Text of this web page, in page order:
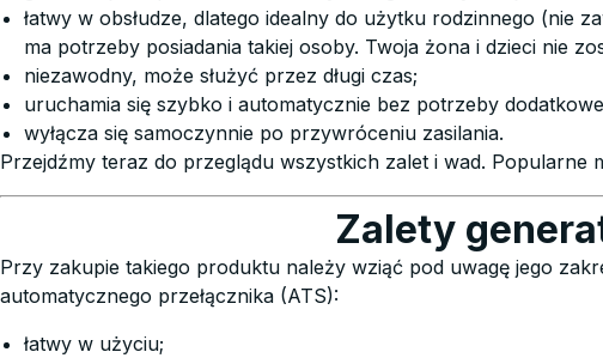
łatwy w obsłudze, dlatego idealny do użytku rodzinnego (nie
ma potrzeby posiadania takiej osoby. Twoja żona i dzieci nie
niezawodny, może służyć przez długi czas;
uruchamia się szybko i automatycznie bez potrzeby
wyłącza się samoczynnie po przywróceniu zasilania.
Przejdźmy teraz do przeglądu wszystkich zalet i wad. Popularne
Zalety
Przy zakupie takiego produktu należy wziąć pod uwagę jego
automatycznego przełącznika (ATS):
łatwy w użyciu;